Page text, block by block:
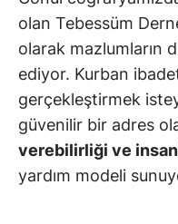
olan Tebessüm
olarak mazlumların
ediyor. Kurban
gerçekleştirmek
güvenilir bir adres
verebilirliği ve
yardım modeli